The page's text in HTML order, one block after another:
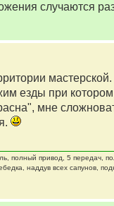
случаются
мастерской.
езды при
мне
полный привод, 5 передач,
наддув всех сапунов,